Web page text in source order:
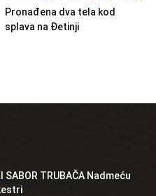
Pronađena dva tela kod
splava na Đetinji
SABOR TRUBAČA Nadmeću